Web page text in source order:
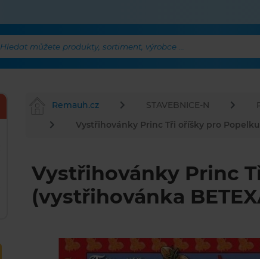
Hledat můžete produkty, sortiment, výrobce ...
Remauh.cz STAVEBNICE-N
Vystřihovánky Princ Tři oříšky pro
Vystřihovánky Princ
(vystřihovánka